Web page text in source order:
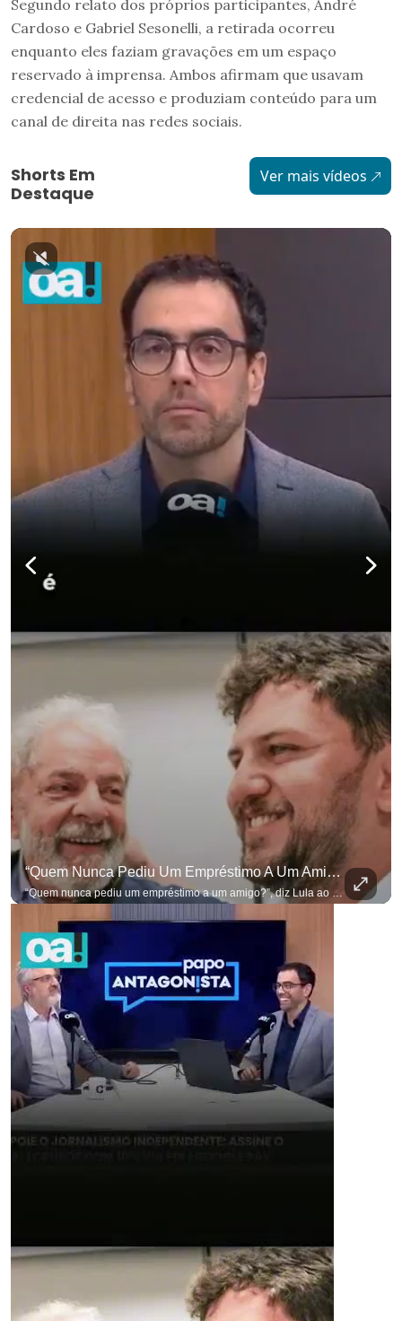
Segundo relato dos próprios participantes, André
Cardoso e Gabriel Sesonelli, a retirada ocorreu
enquanto eles faziam gravações em um espaço
reservado à imprensa. Ambos afirmam que usavam
credencial de acesso e produziam conteúdo para um
canal de direita nas redes sociais.
Shorts Em
Destaque
Ver mais vídeos
“Quem Nunca Pediu Um Empréstimo A Um Amigo?”, Diz Lula Ao Defender Seu Ex-Chefe De Gabinete
“Quem nunca pediu um empréstimo a um amigo?”, diz Lula ao defender seu ex-chefe de gabinete Marcola, que recebeu R$ 249 mil de uma empresa ligada a uma amiga de Lulinha. #OAntagonista Se você busca informação com credibilidade, inscreva-se agora e ative o